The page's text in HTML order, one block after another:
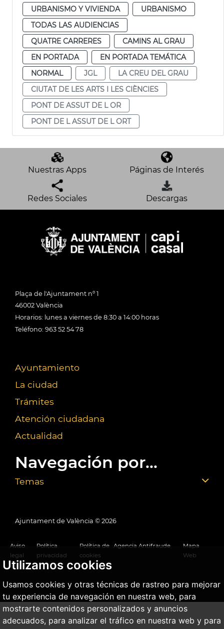
Utilizamos cookies
Usamos cookies y otras técnicas de rastreo para mejorar
tu experiencia de navegación en nuestra web, para
mostrarte contenidos personalizados y anuncios
adecuados, para analizar el tráfico en nuestra web y para
URBANISMO Y VIVIENDA
URBANISMO
TODAS LAS AUDIENCIAS
QUATRE CARRERES
CAMINS AL GRAU
EN PORTADA
EN PORTADA TEMÁTICA
NORMAL
JGL
LA CREU DEL GRAU
CIUTAT DE LES ARTS I LES CIÈNCIES
PONT DE ASSUT DE L OR
PONT DE L ASSUT DE L ORT
Nuestras Apps Páginas de Interés
Redes Sociales Descargas
Plaça de l'Ajuntament nº 1
46002 València
Horarios: lunes a viernes de 8:30 a 14:00 horas
Teléfono: 963 52 54 78
Ayuntamiento
La ciudad
Trámites
Atención ciudadana
Actualidad
Navegación por...
Temas
Ajuntament de València © 2026
Aviso
legal
Política
privacidad
Política de
cookies
Agencia Antifraude
Mapa
Web